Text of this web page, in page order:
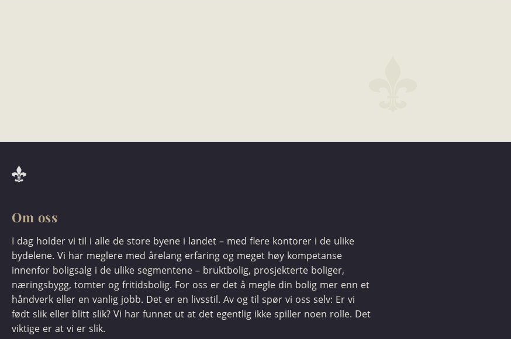
Om oss
I dag holder vi til i alle de store byene i landet – med flere kontorer i de ulike
bydelene. Vi har meglere med årelang erfaring og meget høy kompetanse
innenfor boligsalg i de ulike segmentene – bruktbolig, prosjekterte boliger,
næringsbygg, tomter og fritidsbolig. For oss er det å megle din bolig mer enn et
håndverk eller en vanlig jobb. Det er en livsstil. Av og til spør vi oss selv: Er vi
født slik eller blitt slik? Vi har funnet ut at det egentlig ikke spiller noen rolle. Det
viktige er at vi er slik.